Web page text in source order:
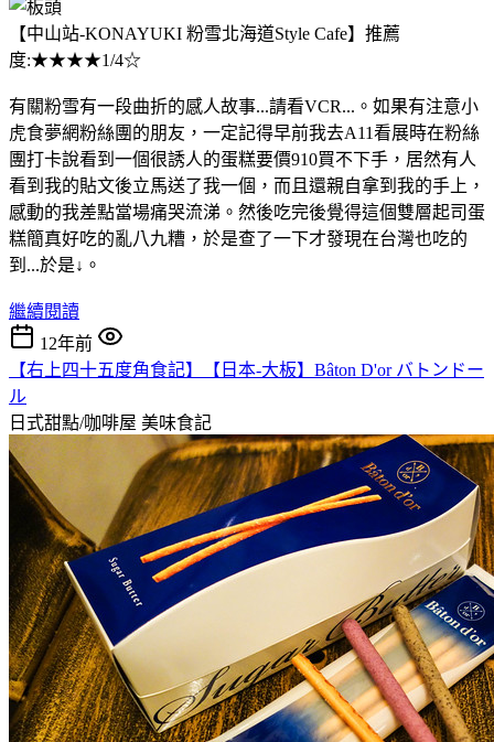
【中山站-KONAYUKI 粉雪北海道Style Cafe】推薦
度:★★★★1/4☆
有關粉雪有一段曲折的感人故事...請看VCR...。如果有注意小
虎食夢網粉絲團的朋友，一定記得早前我去A11看展時在粉絲
團打卡說看到一個很誘人的蛋糕要價910買不下手，居然有人
看到我的貼文後立馬送了我一個，而且還親自拿到我的手上，
感動的我差點當場痛哭流涕。然後吃完後覺得這個雙層起司蛋
糕簡真好吃的亂八九糟，於是查了一下才發現在台灣也吃的
到...於是↓。
繼續閱讀
12年前
【右上四十五度角食記】【日本-大板】Bâton D'or バトンドー
ル
日式甜點/咖啡屋 美味食記